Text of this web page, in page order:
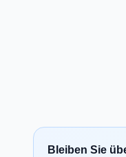
Bleiben Sie